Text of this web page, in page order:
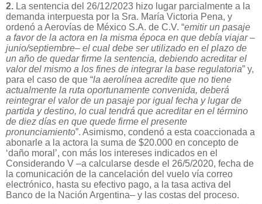
2. La sentencia del 26/12/2023 hizo lugar parcialmente a la
demanda interpuesta por la Sra. María Victoria Pena, y
ordenó a Aerovías de México S.A. de C.V. “emitir un pasaje
a favor de la actora en la misma época en que debía viajar –
junio/septiembre– el cual debe ser utilizado en el plazo de
un año de quedar firme la sentencia, debiendo acreditar el
valor del mismo a los fines de integrar la base regulatoria” y,
para el caso de que “la aerolínea acredite que no tiene
actualmente la ruta oportunamente convenida, deberá
reintegrar el valor de un pasaje por igual fecha y lugar de
partida y destino, lo cual tendrá que acreditar en el término
de diez días en que quede firme el presente
pronunciamiento”. Asimismo, condenó a esta coaccionada a
abonarle a la actora la suma de $20.000 en concepto de
‘daño moral’, con más los intereses indicados en el
Considerando V –a calcularse desde el 26/5/2020, fecha de
la comunicación de la cancelación del vuelo vía correo
electrónico, hasta su efectivo pago, a la tasa activa del
Banco de la Nación Argentina– y las costas del proceso.